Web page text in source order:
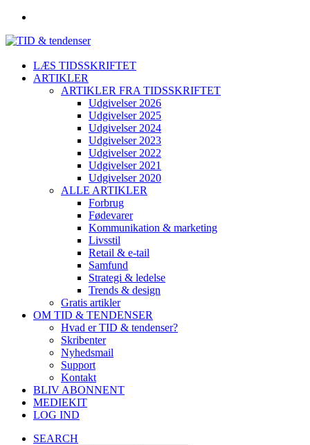
LÆS TIDSSKRIFTET
ARTIKLER
ARTIKLER FRA TIDSSKRIFTET
Udgivelser 2026
Udgivelser 2025
Udgivelser 2024
Udgivelser 2023
Udgivelser 2022
Udgivelser 2021
Udgivelser 2020
ALLE ARTIKLER
Forbrug
Fødevarer
Kommunikation & marketing
Livsstil
Retail & e-tail
Samfund
Strategi & ledelse
Trends & design
Gratis artikler
OM TID & TENDENSER
Hvad er TID & tendenser?
Skribenter
Nyhedsmail
Support
Kontakt
BLIV ABONNENT
MEDIEKIT
LOG IND
SEARCH